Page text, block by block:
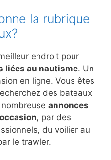
la rubrique
endroit pour
liées au nautisme. Un
en ligne. Vous êtes
des bateaux
annonces
, par des
du voilier au
le trawler.